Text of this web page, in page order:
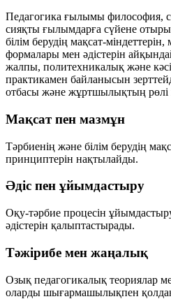
Педагогика ғылымы философия,
сияқты ғылымдарға сүйене
білім берудің мақсат-
формалары мен әдістерін
жалпы, политехникалық және
практикамен байланысын
отбасы және жұртшылықтың рөлі
Мақсат пен мазмұн
Тәрбиенің және білім берудің
принциптерін нақтылайды.
Әдіс пен ұйымдастыру
Оқу-тәрбие процесін
әдістерін қалыптастырады.
Тәжірибе мен жаңалық
Озық педагогикалық теориялар
оларды шығармашылықпен